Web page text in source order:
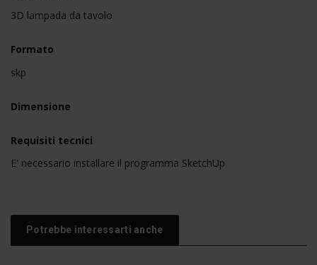
3D lampada da tavolo
Formato
skp
Dimensione
Requisiti tecnici
E' necessario installare il programma SketchUp
Potrebbe interessarti anche